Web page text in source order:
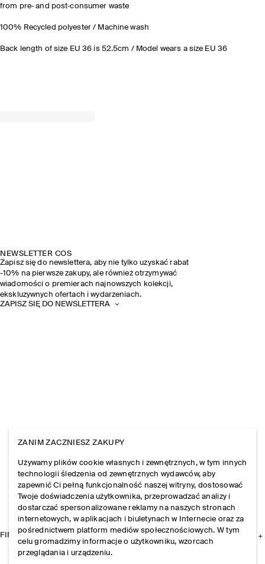
from pre‐ and post‐consumer waste
100% Recycled polyester / Machine wash
Back length of size EU 36 is 52.5cm / Model wears a size EU 36
NEWSLETTER COS
Zapisz się do newslettera, aby nie tylko uzyskać rabat
-10% na pierwsze zakupy, ale również otrzymywać
wiadomości o premierach najnowszych kolekcji,
ekskluzywnych ofertach i wydarzeniach.
ZAPISZ SIĘ DO NEWSLETTERA
FIRMA
ZANIM ZACZNIESZ ZAKUPY
Używamy plików cookie własnych i zewnętrznych, w tym innych
technologii śledzenia od zewnętrznych wydawców, aby
zapewnić Ci pełną funkcjonalność naszej witryny, dostosować
Twoje doświadczenia użytkownika, przeprowadzać analizy i
dostarczać spersonalizowane reklamy na naszych stronach
internetowych, w aplikacjach i biuletynach w Internecie oraz za
pośrednictwem platform mediów społecznościowych. W tym
celu gromadzimy informacje o użytkowniku, wzorcach
przeglądania i urządzeniu.